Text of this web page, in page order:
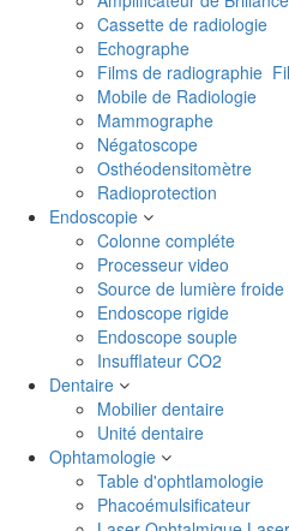
Cassette de radiologie
Echographe
Films de radiographie
Mobile de Radiologie
Mammographe
Négatoscope
Osthéodensitomètre
Radioprotection
Endoscopie
Colonne compléte
Processeur video
Source de lumière froide
Endoscope rigide
Endoscope souple
Insufflateur CO2
Dentaire
Mobilier dentaire
Unité dentaire
Ophtamologie
Table d'ophtlamologie
Phacoémulsificateur